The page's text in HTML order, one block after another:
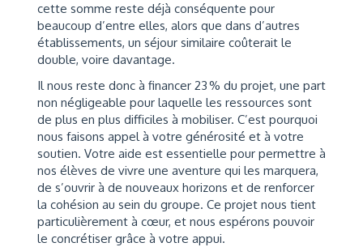
cette somme reste déjà conséquente pour
beaucoup d’entre elles, alors que dans d’autres
établissements, un séjour similaire coûterait le
double, voire davantage.
Il nous reste donc à financer 23 % du projet, une part
non négligeable pour laquelle les ressources sont
de plus en plus difficiles à mobiliser. C’est pourquoi
nous faisons appel à votre générosité et à votre
soutien. Votre aide est essentielle pour permettre à
nos élèves de vivre une aventure qui les marquera,
de s’ouvrir à de nouveaux horizons et de renforcer
la cohésion au sein du groupe. Ce projet nous tient
particulièrement à cœur, et nous espérons pouvoir
le concrétiser grâce à votre appui.